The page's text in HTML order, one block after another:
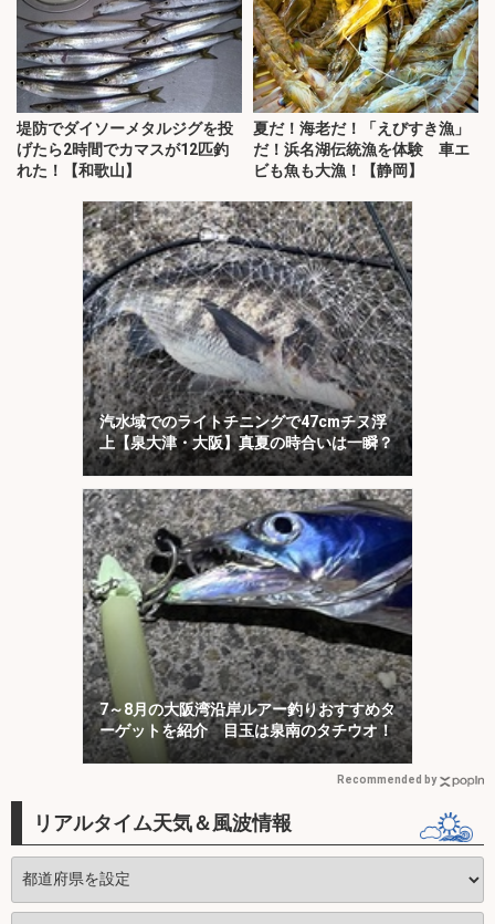
堤防でダイソーメタルジグを投
げたら2時間でカマスが12匹釣
れた！【和歌山】
夏だ！海老だ！「えびすき漁」
だ！浜名湖伝統漁を体験 車エ
ビも魚も大漁！【静岡】
汽水域でのライトチニングで47cmチヌ浮
上【泉大津・大阪】真夏の時合いは一瞬？
7～8月の大阪湾沿岸ルアー釣りおすすめタ
ーゲットを紹介 目玉は泉南のタチウオ！
Recommended by
リアルタイム天気＆風波情報